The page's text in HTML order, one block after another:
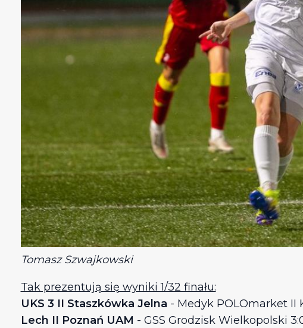
Tomasz Szwajkowski
Tak prezentują się wyniki 1/32 finału:
UKS 3 II Staszkówka Jelna - Medyk POLOmarket II
Lech II Poznań UAM - GSS Grodzisk Wielkopolski